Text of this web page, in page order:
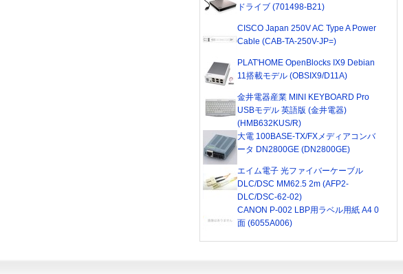
ドライブ (701498-B21)
CISCO Japan 250V AC Type A Power
Cable (CAB-TA-250V-JP=)
PLAT'HOME OpenBlocks IX9 Debian
11搭載モデル (OBSIX9/D11A)
金井電器産業 MINI KEYBOARD Pro
USBモデル 英語版 (金井電器)
(HMB632KUS/R)
大電 100BASE-TX/FXメディアコンバ
ータ DN2800GE (DN2800GE)
エイム電子 光ファイバーケーブル
DLC/DSC MM62.5 2m (AFP2-
DLC/DSC-62-02)
CANON P-002 LBP用ラベル用紙 A4 0
面 (6055A006)